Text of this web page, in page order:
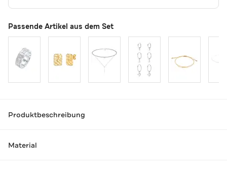
Passende Artikel aus dem Set
Produktbeschreibung
Material